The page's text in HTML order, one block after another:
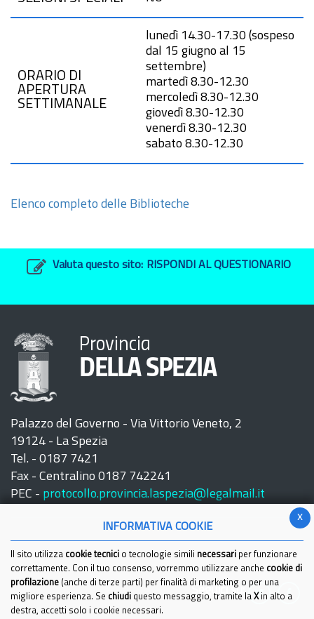
ORARIO DI
APERTURA
SETTIMANALE
lunedì 14.30-17.30 (sospeso
dal 15 giugno al 15
settembre)
martedì 8.30-12.30
mercoledì 8.30-12.30
giovedì 8.30-12.30
venerdì 8.30-12.30
sabato 8.30-12.30
Elenco completo delle Biblioteche
Valuta questo sito: RISPONDI AL QUESTIONARIO
Provincia
DELLA SPEZIA
Palazzo del Governo - Via Vittorio Veneto, 2
19124 - La Spezia
Tel. - 0187 7421
Fax - Centralino 0187 742241
PEC - protocollo.provincia.laspezia@legalmail.it
Seguici su:
x
INFORMATIVA COOKIE
Il sito utilizza cookie tecnici o tecnologie simili necessari per funzionare
correttamente. Con il tuo consenso, vorremmo utilizzare anche cookie di
profilazione (anche di terze parti) per finalità di marketing o per una
migliore esperienza. Se chiudi questo messaggio, tramite la Xin alto a
destra, accetti solo i cookie necessari.